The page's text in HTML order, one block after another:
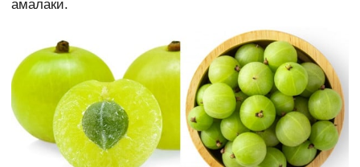
амалаки.